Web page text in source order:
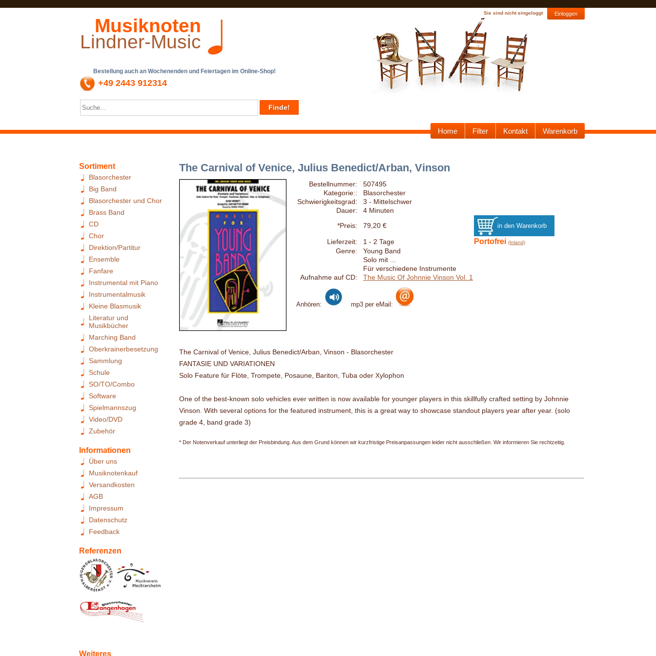
Sie sind nicht eingeloggt Einloggen
Musiknoten
Lindner-Music
Bestellung auch an Wochenenden und Feiertagen im Online-Shop!
+49 2443 912314
Home Filter Kontakt Warenkorb
Sortiment
Blasorchester
Big Band
Blasorchester und Chor
Brass Band
CD
Chor
Direktion/Partitur
Ensemble
Fanfare
Instrumental mit Piano
Instrumentalmusik
Kleine Blasmusik
Literatur und
Musikbücher
Marching Band
Oberkrainerbesetzung
Sammlung
Schule
SO/TO/Combo
Software
Spielmannszug
Video/DVD
Zubehör
Informationen
Über uns
Musiknotenkauf
Versandkosten
AGB
Impressum
Datenschutz
Feedback
Referenzen
Weiteres
The Carnival of Venice, Julius Benedict/Arban, Vinson
Bestellnummer:
507495
Kategorie::
Blasorchester
Schwierigkeitsgrad:
3 - Mittelschwer
Dauer:
4 Minuten
*Preis:
79,20 €
Lieferzeit: 1 - 2 Tage Portofrei (Inland)
Genre:
Young Band
Solo mit ...
Für verschiedene Instrumente
Aufnahme auf CD:
The Music Of Johnnie Vinson Vol. 1
Anhören: mp3 per eMail:
The Carnival of Venice, Julius Benedict/Arban, Vinson - Blasorchester
FANTASIE UND VARIATIONEN
Solo Feature für Flöte, Trompete, Posaune, Bariton, Tuba oder Xylophon
One of the best-known solo vehicles ever written is now available for younger players in this skillfully crafted setting by Johnnie
Vinson. With several options for the featured instrument, this is a great way to showcase standout players year after year. (solo
grade 4, band grade 3)
* Der Notenverkauf unterliegt der Preisbindung. Aus dem Grund können wir kurzfristige Preisanpassungen leider nicht ausschließen. Wir informieren Sie rechtzeitig.